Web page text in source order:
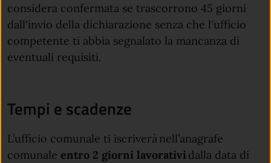
considera confermata se trascorrono 45 giorni
dall'invio della dichiarazione senza che l'ufficio
competente ti abbia segnalato la mancanza di
eventuali requisiti.
Tempi e scadenze
L’ufficio comunale ti iscriverà nell’anagrafe
comunale entro 2 giorni lavorativi dalla data di